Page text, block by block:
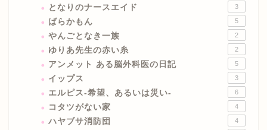
となりのナースエイド 3
ばらかもん 5
やんごとなき一族 2
ゆりあ先生の赤い糸 2
アンメット ある脳外科医の日記 5
イップス 3
エルピス-希望、あるいは災い- 6
コタツがない家 4
ハヤブサ消防団 4